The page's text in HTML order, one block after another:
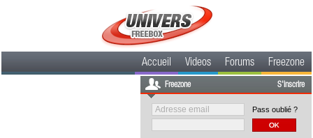
Accueil Videos Forums Freezone
Freezone S'inscrire
Pass oublié ?